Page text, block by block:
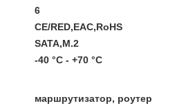
6
CE/RED,EAC,RoHS
SATA,M.2
-40 °C - +70 °C
маршрутизатор, роутер